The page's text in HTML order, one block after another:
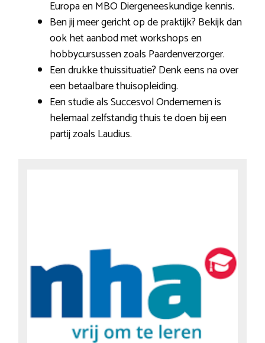
Europa en MBO Diergeneeskundige kennis.
Ben jij meer gericht op de praktijk? Bekijk dan
ook het aanbod met workshops en
hobbycursussen zoals Paardenverzorger.
Een drukke thuissituatie? Denk eens na over
een betaalbare thuisopleiding.
Een studie als Succesvol Ondernemen is
helemaal zelfstandig thuis te doen bij een
partij zoals Laudius.